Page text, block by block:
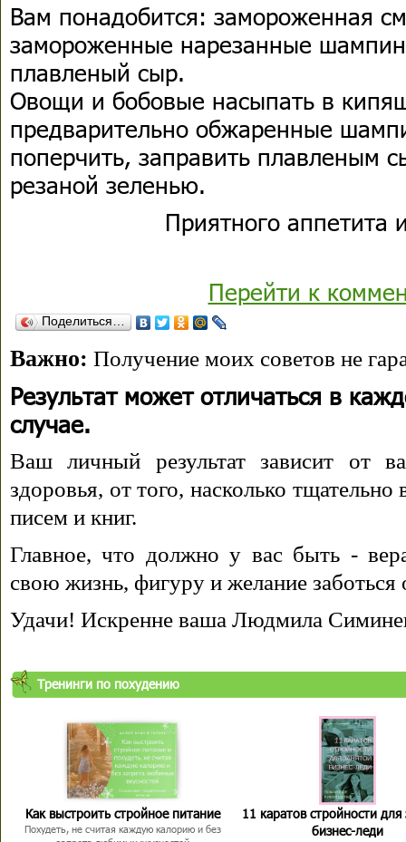
Вам понадобится: замороженная
замороженные нарезанные
плавленый сыр.
Овощи и бобовые насыпать в
предварительно обжаренные
поперчить, заправить плавленым
резаной зеленью.
Приятного аппетита
Перейти к
Поделиться…
Важно: Получение моих советов не
Результат может отличаться в
случае.
Ваш личный результат зависит от
здоровья, от того, насколько
писем и книг.
Главное, что должно у вас быть -
свою жизнь, фигуру и желание заботься
Удачи! Искренне ваша Людмила
Тренинги по похудению
Как выстроить стройное питание
Похудеть, не считая каждую калорию и без
11 каратов стройности для
бизнес-леди